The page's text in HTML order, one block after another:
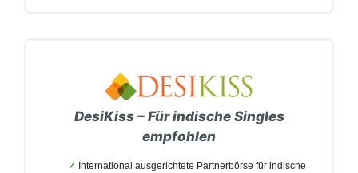
DesiKiss –Für indische Singles
empfohlen
International ausgerichtete Partnerbörse für indische